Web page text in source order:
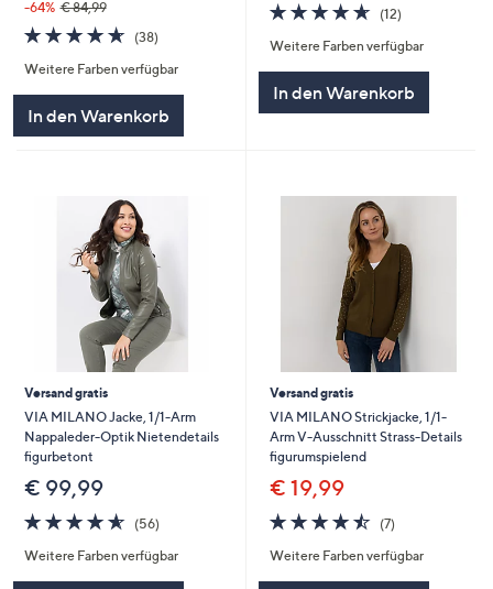
-64% € 84,99
4.6
von
5
(38)38
Weitere Farben verfügbar
In den Warenkorb
4.6
von
5
(12)12
Weitere Farben verfügbar
In den Warenkorb
Versand gratis
VIA MILANO Jacke, 1/1-Arm
Nappaleder-Optik Nietendetails
figurbetont
€ 99,99
4.6
von
5
(56)
Weitere Farben verfügbar
Versand gratis
VIA MILANO Strickjacke, 1/1-
Arm V-Ausschnitt Strass-Details
figurumspielend
€ 19,99
4.4
von
5
(7)7
Weitere Farben verfügbar